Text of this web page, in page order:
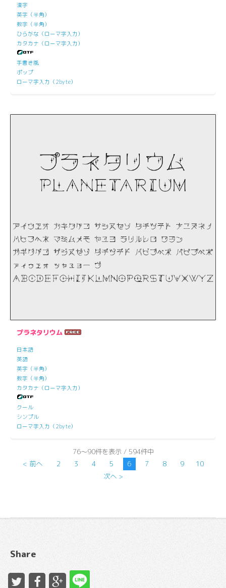
漢字
英字（半角）
数字（半角）
ひらがな（ローマ字入力）
カタカナ（ローマ字入力）
手書き風
ポップ
ローマ字入力（2byte）
プラネタリウム
日本語
英語
英字（半角）
数字（半角）
カタカナ（ローマ字入力）
クール
シンプル
ローマ字入力（2byte）
76～90件を表示 / 594件中
< 前へ
2 3 4 5 6 7 8 9
10
次へ >
Share